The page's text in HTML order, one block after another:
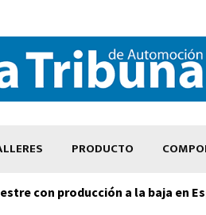
PRODUCTO
con producción a la baja en